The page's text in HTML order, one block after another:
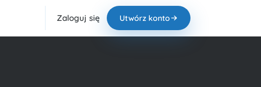
Zaloguj się Utwórz konto